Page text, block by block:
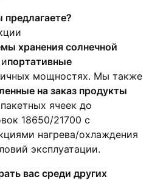
хранения солнечной
портативные
мощностях. Мы также
на заказ продукты
ячеек до
18650/21700 с
нагрева/охлаждения
эксплуатации.
вас среди других